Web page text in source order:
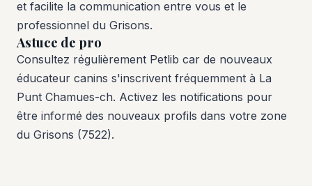
et facilite la communication entre vous et le
professionnel du Grisons.
Astuce de pro
Consultez régulièrement Petlib car de nouveaux
éducateur canins s'inscrivent fréquemment à La
Punt Chamues-ch. Activez les notifications pour
être informé des nouveaux profils dans votre zone
du Grisons (7522).